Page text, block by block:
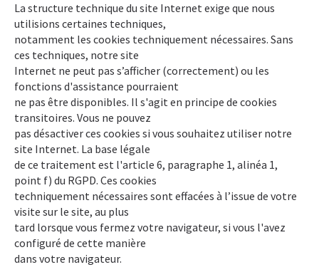
La structure technique du site Internet exige que nous
utilisions certaines techniques,
notamment les cookies techniquement nécessaires. Sans
ces techniques, notre site
Internet ne peut pas s’afficher (correctement) ou les
fonctions d'assistance pourraient
ne pas être disponibles. Il s'agit en principe de cookies
transitoires. Vous ne pouvez
pas désactiver ces cookies si vous souhaitez utiliser notre
site Internet. La base légale
de ce traitement est l'article 6, paragraphe 1, alinéa 1,
point f) du RGPD. Ces cookies
techniquement nécessaires sont effacées à l’issue de votre
visite sur le site, au plus
tard lorsque vous fermez votre navigateur, si vous l'avez
configuré de cette manière
dans votre navigateur.